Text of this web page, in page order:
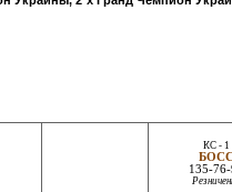
КС - 1
135-